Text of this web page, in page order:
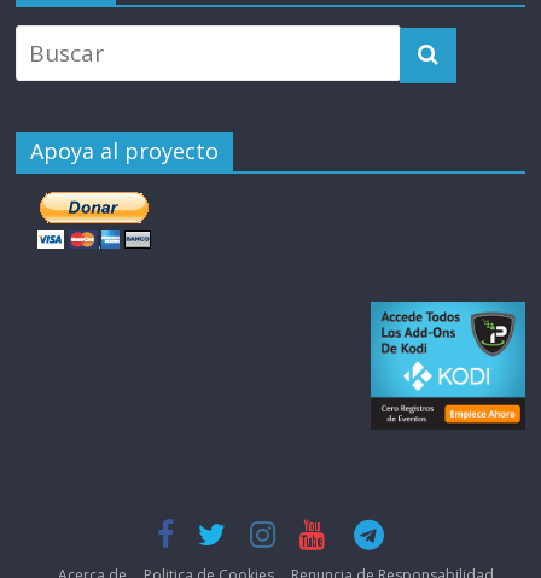
Apoya al proyecto